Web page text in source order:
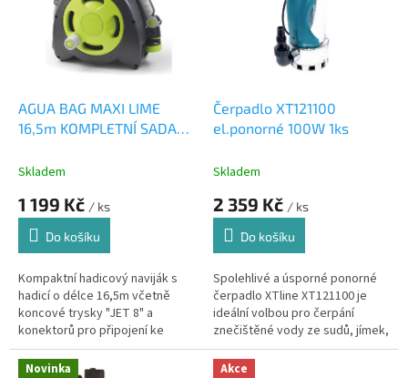
AGUA BAG MAXI LIME
16,5m KOMPLETNÍ SADA
Skladem
1 199 Kč / ks
Do košíku
Kompaktní hadicový naviják s
hadicí o délce 16,5m včetně
koncové trysky "JET 8" a
konektorů pro připojení ke
zdroji vody, LIME
Čerpadlo XT121100
el.ponorné 100W 1ks
Skladem
2 359 Kč / ks
Do košíku
Spolehlivé a úsporné ponorné
čerpadlo XTline XT121100 je
ideální volbou pro čerpání
znečištěné vody ze sudů, jímek,
sklepů, stavebních výkopů nebo
zatopených prostor. Díky...
Novinka
Akce